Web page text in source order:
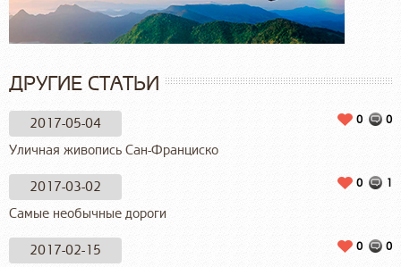
ДРУГИЕ СТАТЬИ
2017-05-04 0
0
Уличная живопись Сан-Франциско
2017-03-02 1
0
Самые необычные дороги
2017-02-15 0
0